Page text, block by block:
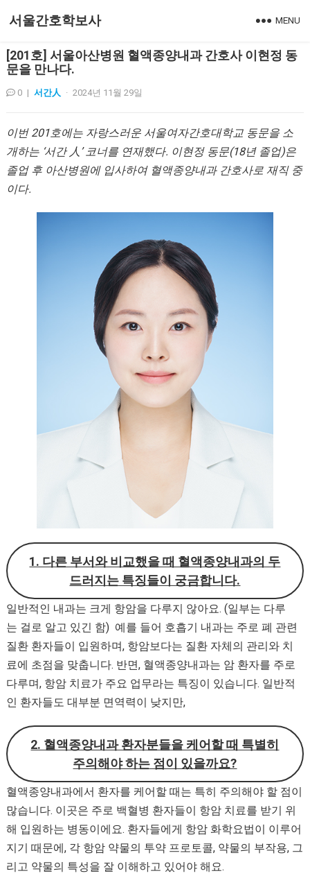
서울간호학보사 MENU
[201호] 서울아산병원 혈액종양내과 간호사 이현정 동
문을 만나다.
0 | 서간人 · 2024년 11월 29일
이번 201호에는 자랑스러운 서울여자간호대학교 동문을 소
개하는 ‘서간 人’ 코너를 연재했다. 이현정 동문(18년 졸업)은
졸업 후 아산병원에 입사하여 혈액종양내과 간호사로 재직 중
이다.
1. 다른 부서와 비교했을 때 혈액종양내과의 두
드러지는 특징들이 궁금합니다.
일반적인 내과는 크게 항암을 다루지 않아요. (일부는 다루
는 걸로 알고 있긴 함) 예를 들어 호흡기 내과는 주로 폐 관련
질환 환자들이 입원하며, 항암보다는 질환 자체의 관리와 치
료에 초점을 맞춥니다. 반면, 혈액종양내과는 암 환자를 주로
다루며, 항암 치료가 주요 업무라는 특징이 있습니다. 일반적
인 환자들도 대부분 면역력이 낮지만,
2. 혈액종양내과 환자분들을 케어할 때 특별히
주의해야 하는 점이 있을까요?
혈액종양내과에서 환자를 케어할 때는 특히 주의해야 할 점이
많습니다. 이곳은 주로 백혈병 환자들이 항암 치료를 받기 위
해 입원하는 병동이에요. 환자들에게 항암 화학요법이 이루어
지기 때문에, 각 항암 약물의 투약 프로토콜, 약물의 부작용, 그
리고 약물의 특성을 잘 이해하고 있어야 해요.